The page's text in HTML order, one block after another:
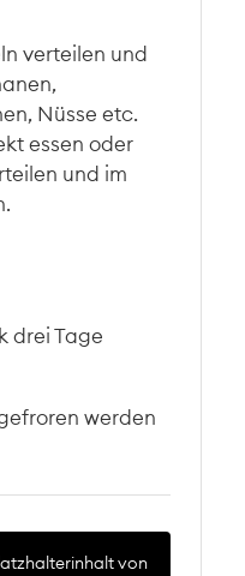
verteilen und
Nüsse etc.
essen oder
und im
Tage
werden
von